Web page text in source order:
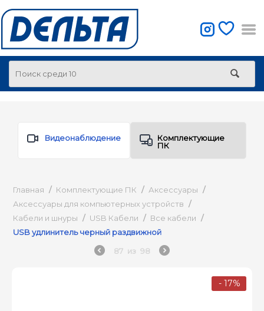
Видеонаблюдение
Комплектующие
ПК
Главная / Комплектующие ПК / Аксессуары /
Аксессуары для компьютерных устройств /
Кабели и шнуры / USB Кабели / Все кабели /
USB удлинитель черный раздвижной
87 из 98
- 17%